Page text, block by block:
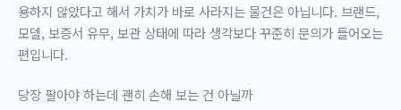
용하지 않았다고 해서 가치가 바로 사라지는 물건은 아닙니다. 브랜드,
모델, 보증서 유무, 보관 상태에 따라 생각보다 꾸준히 문의가 들어오는
편입니다.
당장 팔아야 하는데 괜히 손해 보는 건 아닐까